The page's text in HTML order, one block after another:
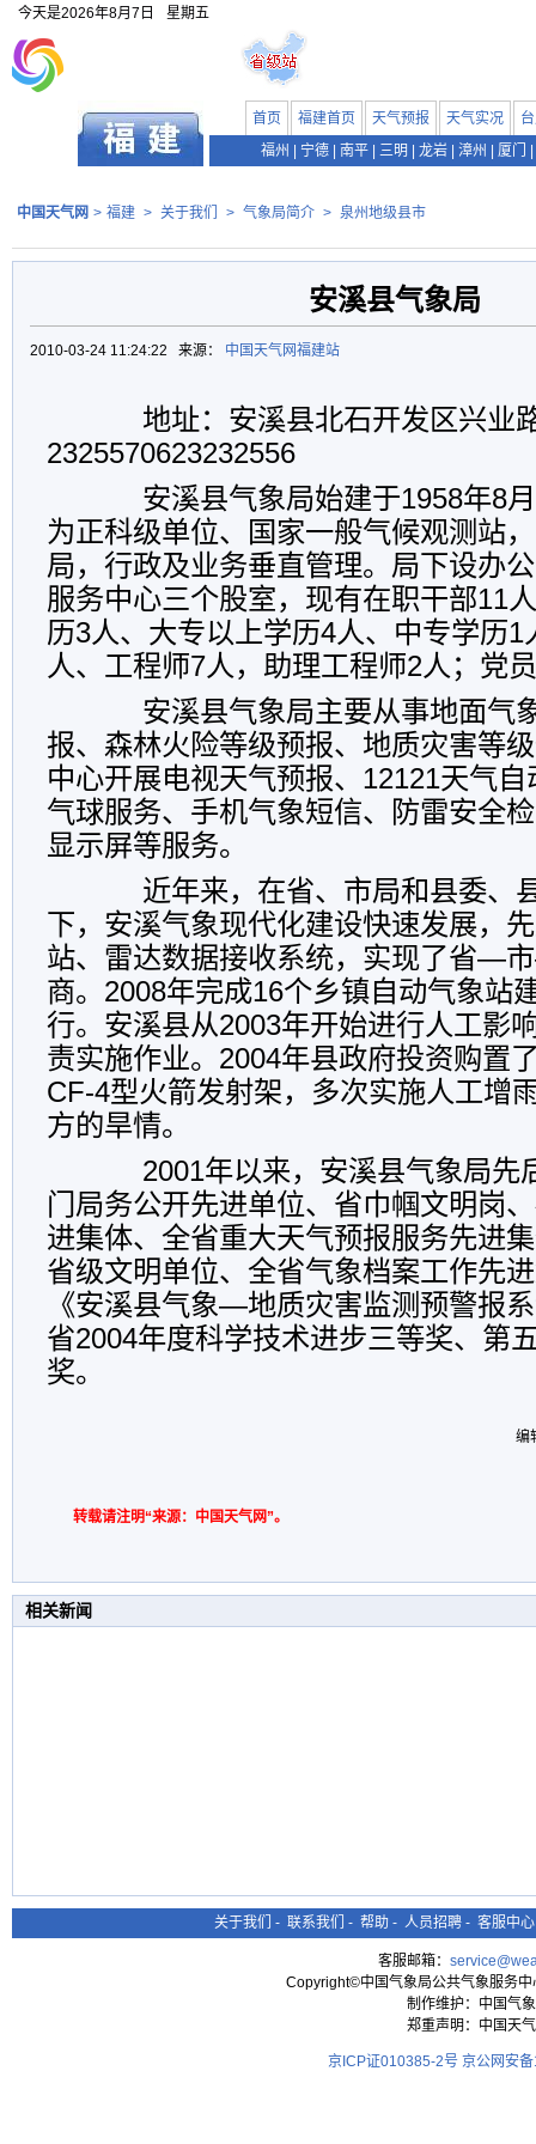
今天是2026年8月7日 星期五
首页 福建首页 天气预报 天气实况
福州
宁德 南平 三明 龙岩 漳州 厦门
中国天气网 > 福建 > 关于我们 > 气象局简介 > 泉州地级县市
安溪县气象局
2010-03-24 11:24:22 来源： 中国天气网福建站
地址：安溪县北石开发区兴业
2325570623232556
安溪县气象局始建于1958年8月
为正科级单位、国家一般气候观测站
局，行政及业务垂直管理。局下设办
服务中心三个股室，现有在职干部11
历3人、大专以上学历4人、中专学历1
人、工程师7人，助理工程师2人；党
安溪县气象局主要从事地面气
报、森林火险等级预报、地质灾害等
中心开展电视天气预报、12121天气
气球服务、手机气象短信、防雷安全
显示屏等服务。
近年来，在省、市局和县委、
下，安溪气象现代化建设快速发展，
站、雷达数据接收系统，实现了省—
商。2008年完成16个乡镇自动气象站
行。安溪县从2003年开始进行人工影
责实施作业。2004年县政府投资购置
CF-4型火箭发射架，多次实施人工增
方的旱情。
2001年以来，安溪县气象局先
门局务公开先进单位、省巾帼文明岗
进集体、全省重大天气预报服务先进
省级文明单位、全省气象档案工作先
《安溪县气象—地质灾害监测预警报
省2004年度科学技术进步三等奖、第
奖。
编
转载请注明“来源：中国天气网”。
相关新闻
关于我们 - 联系我们 - 帮助 - 人员招聘 - 客服中心
客服邮箱：
Copyright©中国气象局公共气象服务
制作维护：中国气
郑重声明：中国天
京ICP证010385-2号 京公网安